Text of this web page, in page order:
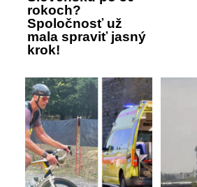
rokoch?
Spoločnosť už
mala spraviť jasný
krok!